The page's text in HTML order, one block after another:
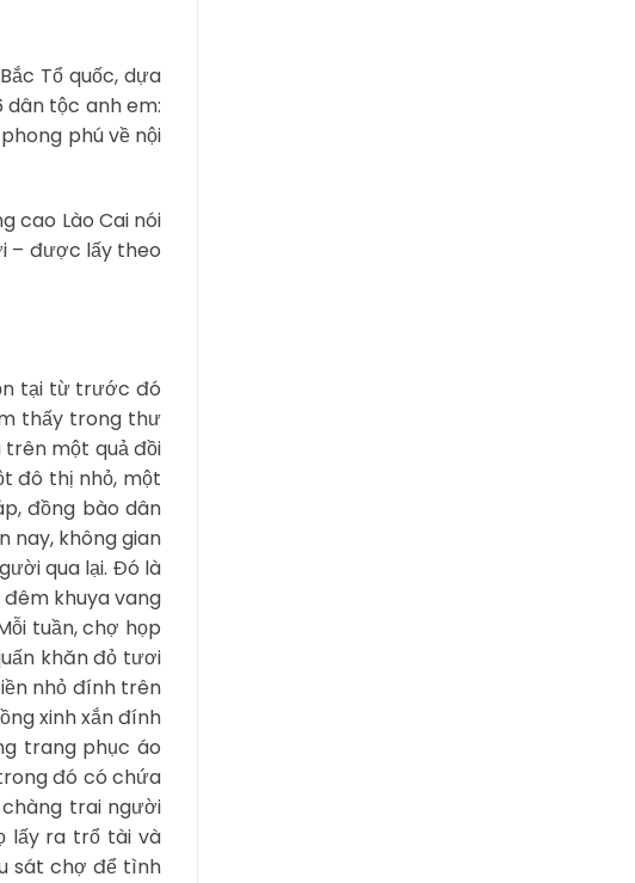
Tổ quốc, dựa
dân tộc anh em:
phú về nội
cao Lào Cai nói
– được lấy theo
tại từ trước đó
thấy trong thư
trên một quả đồi
đô thị nhỏ, một
đồng bào dân
nay, không gian
qua lại. Đó là
khuya vang
tuần, chợ họp
khăn đỏ tươi
nhỏ đính trên
xinh xắn đính
trang phục áo
đó có chứa
trai người
lấy ra trổ tài và
sát chợ để tình